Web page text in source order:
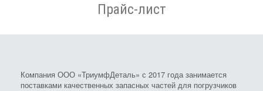
Прайс-лист
Компания ООО «ТриумфДеталь» с 2017 года занимается
поставками качественных запасных частей для погрузчиков